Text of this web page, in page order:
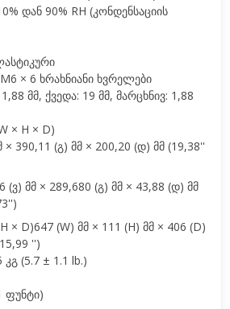
დან 90% RH (კონდენსაციის
× 6 ხრახნიანი ხვრელები
მმ, ქვედა: 19 მმ, მარცხნივ: 1,88
× H × D)
390,11 (გ) მმ × 200,20 (დ) მმ (19,38''
(ვ) მმ × 289,680 (გ) მმ × 43,88 (დ) მმ
× D)647 (W) მმ × 111 (H) მმ × 406 (D)
'')
კგ (5.7 ± 1.1 lb.)
ფუნტი)